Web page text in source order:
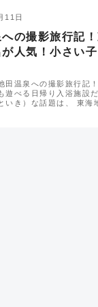
11日
の撮影旅行記
人気！小さい
田温泉への撮影旅行記
遊べる日帰り入浴施設
いき）な話題は、 東海